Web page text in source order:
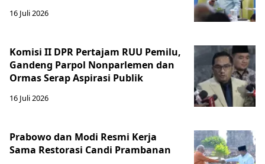
16 Juli 2026
Komisi II DPR Pertajam RUU Pemilu,
Gandeng Parpol Nonparlemen dan
Ormas Serap Aspirasi Publik
16 Juli 2026
Prabowo dan Modi Resmi Kerja
Sama Restorasi Candi Prambanan